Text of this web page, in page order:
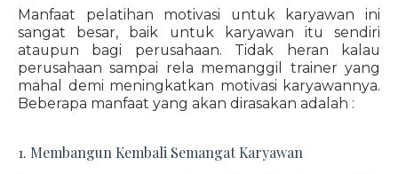
Manfaat pelatihan motivasi untuk karyawan ini
sangat besar, baik untuk karyawan itu sendiri
ataupun bagi perusahaan. Tidak heran kalau
perusahaan sampai rela memanggil trainer yang
mahal demi meningkatkan motivasi karyawannya.
Beberapa manfaat yang akan dirasakan adalah :
1. Membangun Kembali Semangat Karyawan